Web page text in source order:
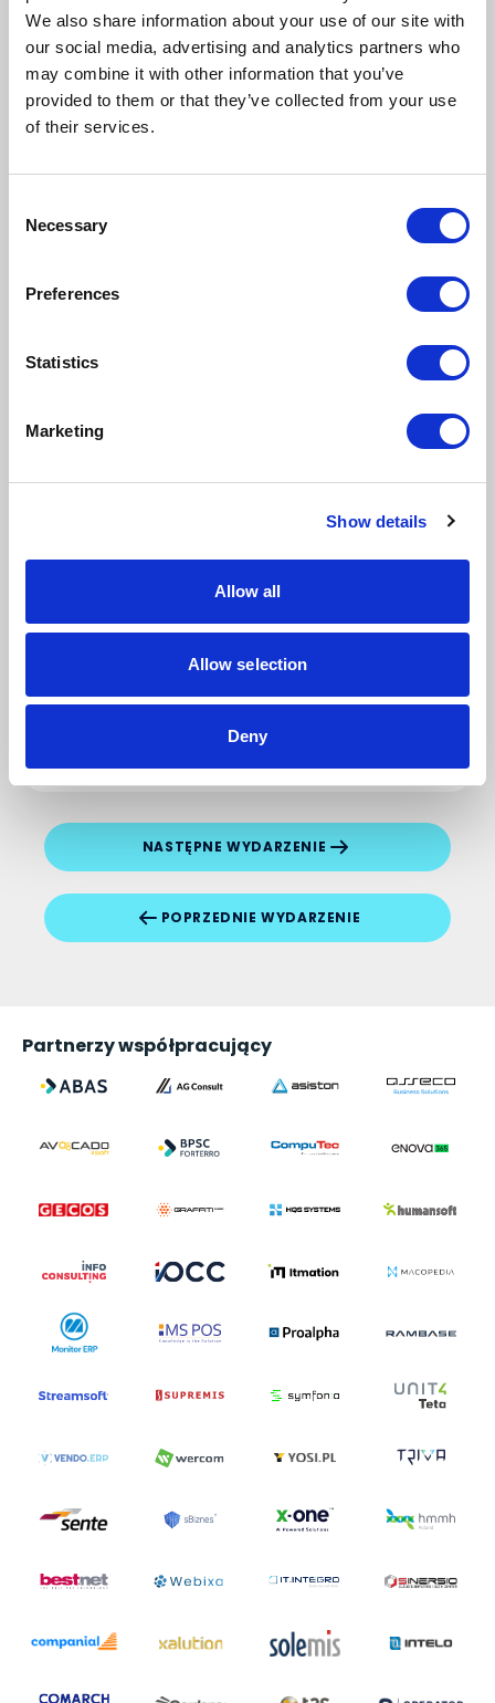
We also share information about your use of our site with
our social media, advertising and analytics partners who
may combine it with other information that you’ve
provided to them or that they’ve collected from your use
of their services.
Selection
Necessary
Preferences
Statistics
Marketing
Show details
Allow all
Allow selection
Deny
rozwiązań CompuTec prosto od osób, które go
kształtują.
Spotkanie odbędzie się za pośrednictwem
platformy MS Teams. Zachęcamy do zapisów.
NAPISZ KOMENTARZ
Nie ma tutaj jeszcze żadnego
komentarza, bądź pierwszy!
Napisz komentarz
DODAJ KOMENTARZ
POPRZEDNIE WYDARZENIE
NASTĘPNE WYDARZENIE
Partnerzy współpracujący